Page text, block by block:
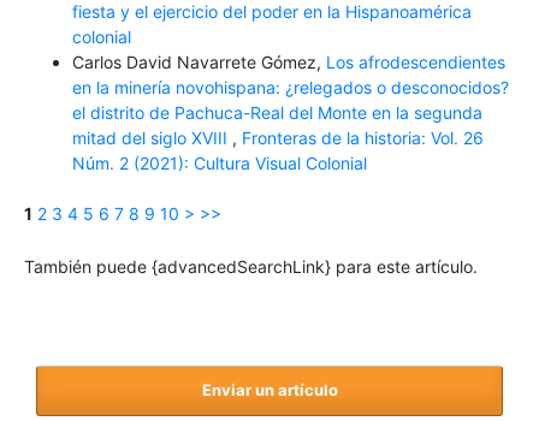
fiesta y el ejercicio del poder en la Hispanoamérica
colonial
Carlos David Navarrete Gómez, Los afrodescendientes
en la minería novohispana: ¿relegados o desconocidos?
el distrito de Pachuca-Real del Monte en la segunda
mitad del siglo XVIII , Fronteras de la historia: Vol. 26
Núm. 2 (2021): Cultura Visual Colonial
1 2 3 4 5 6 7 8 9 10 > >>
También puede {advancedSearchLink} para este artículo.
Enviar un artículo